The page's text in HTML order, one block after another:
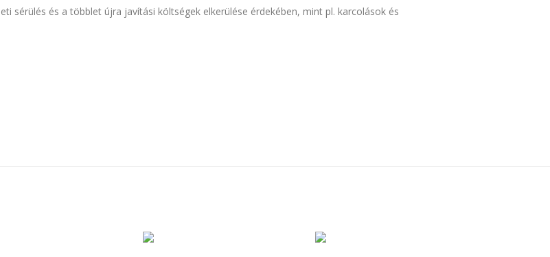
sérülés és a többlet újra javítási költségek elkerülése érdekében, mint pl. karcolások és